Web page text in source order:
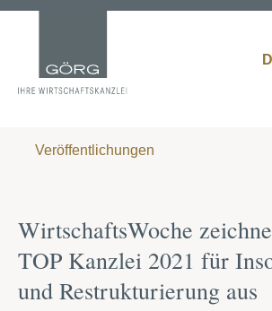
Veröffentlichungen
WirtschaftsWoche
TOP Kanzlei 2021 für
und Restrukturierung aus